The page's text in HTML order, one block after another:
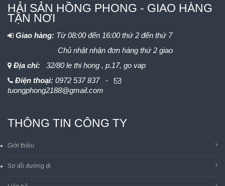
HẢI SẢN HỒNG PHONG - GIAO HÀNG
TẬN NƠI
Giao hàng: Từ 08:00 đến 16:00 thứ 2 đến thứ 7
Chủ nhật nhận đơn hàng thứ 2 giao
Địa chỉ:
32/80 le thi hong , p.17, go vap
Điện thoại: 0972 537 837 -
tuongphong2188@gmail.com
THÔNG TIN CÔNG TY
Giới thiệu
Sơ đồ đường đi